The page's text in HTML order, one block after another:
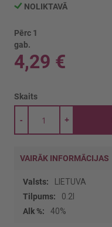
NOLIKTAVĀ
Pērc 1
gab.
4,29 €
Skaits
+
-
VAIRĀK INFORMĀCIJAS
Vairāk
informācijas
LIETUVA
0.2l
40%